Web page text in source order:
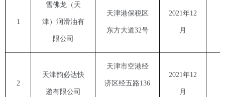
1
雪佛龙（天
津）润滑油有
限公司
天津港保税区
东方大道32号
2021 年12
月
2
天津韵必达快
递有限公司
天津市空港经
济区经五路136
2021 年12
月